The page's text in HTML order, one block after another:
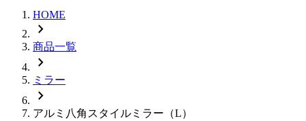
HOME
chevron_right
商品一覧
chevron_right
ミラー
chevron_right
アルミ八角スタイルミラー（L）